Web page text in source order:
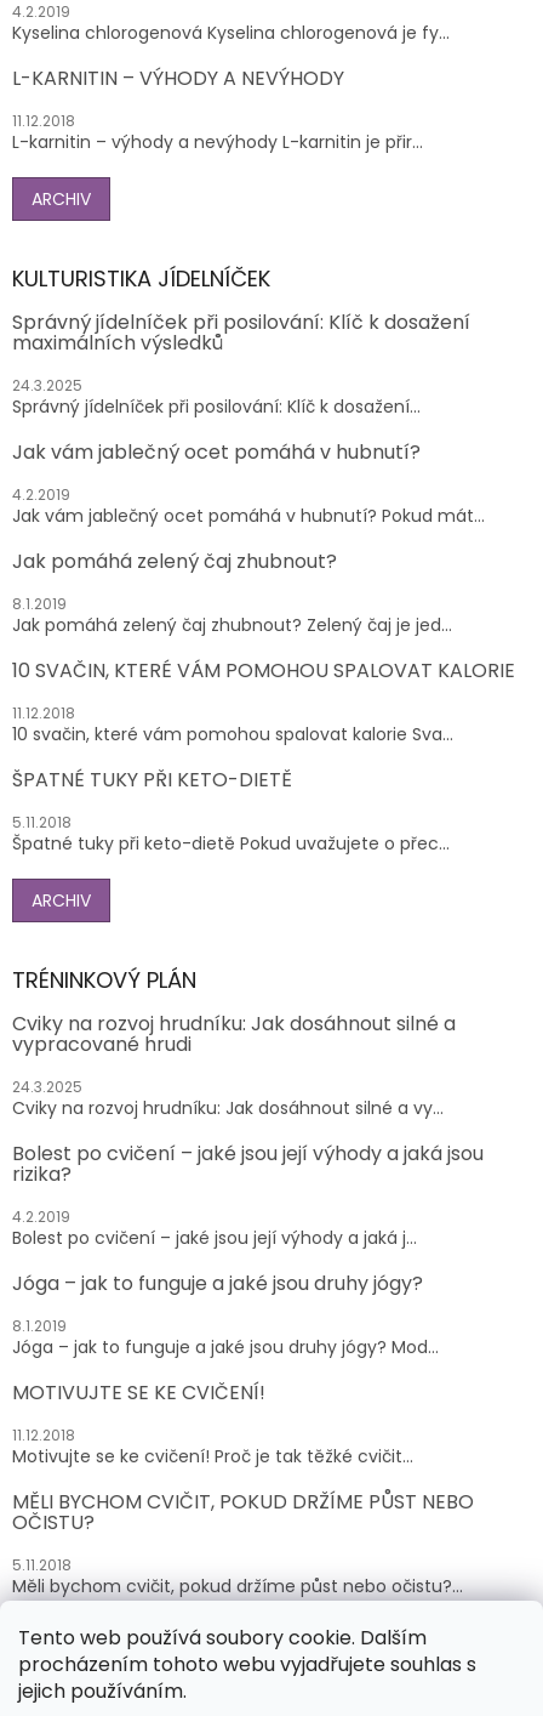
Tento web používá soubory cookie. Dalším
procházením tohoto webu vyjadřujete souhlas s
jejich používáním.
4.2.2019
Kyselina chlorogenová Kyselina chlorogenová je fy...
L-KARNITIN – VÝHODY A NEVÝHODY
11.12.2018
L-karnitin – výhody a nevýhody L-karnitin je přir...
ARCHIV
KULTURISTIKA JÍDELNÍČEK
Správný jídelníček při posilování: Klíč k dosažení
maximálních výsledků
24.3.2025
Správný jídelníček při posilování: Klíč k dosažení...
Jak vám jablečný ocet pomáhá v hubnutí?
4.2.2019
Jak vám jablečný ocet pomáhá v hubnutí? Pokud mát...
Jak pomáhá zelený čaj zhubnout?
8.1.2019
Jak pomáhá zelený čaj zhubnout? Zelený čaj je jed...
10 SVAČIN, KTERÉ VÁM POMOHOU SPALOVAT KALORIE
11.12.2018
10 svačin, které vám pomohou spalovat kalorie Sva...
ŠPATNÉ TUKY PŘI KETO-DIETĚ
5.11.2018
Špatné tuky při keto-dietě Pokud uvažujete o přec...
ARCHIV
TRÉNINKOVÝ PLÁN
Cviky na rozvoj hrudníku: Jak dosáhnout silné a
vypracované hrudi
24.3.2025
Cviky na rozvoj hrudníku: Jak dosáhnout silné a vy...
Bolest po cvičení – jaké jsou její výhody a jaká jsou
rizika?
4.2.2019
Bolest po cvičení – jaké jsou její výhody a jaká j...
Jóga – jak to funguje a jaké jsou druhy jógy?
8.1.2019
Jóga – jak to funguje a jaké jsou druhy jógy? Mod...
MOTIVUJTE SE KE CVIČENÍ!
11.12.2018
Motivujte se ke cvičení! Proč je tak těžké cvičit...
MĚLI BYCHOM CVIČIT, POKUD DRŽÍME PŮST NEBO
OČISTU?
5.11.2018
Měli bychom cvičit, pokud držíme půst nebo očistu?...
ARCHIV